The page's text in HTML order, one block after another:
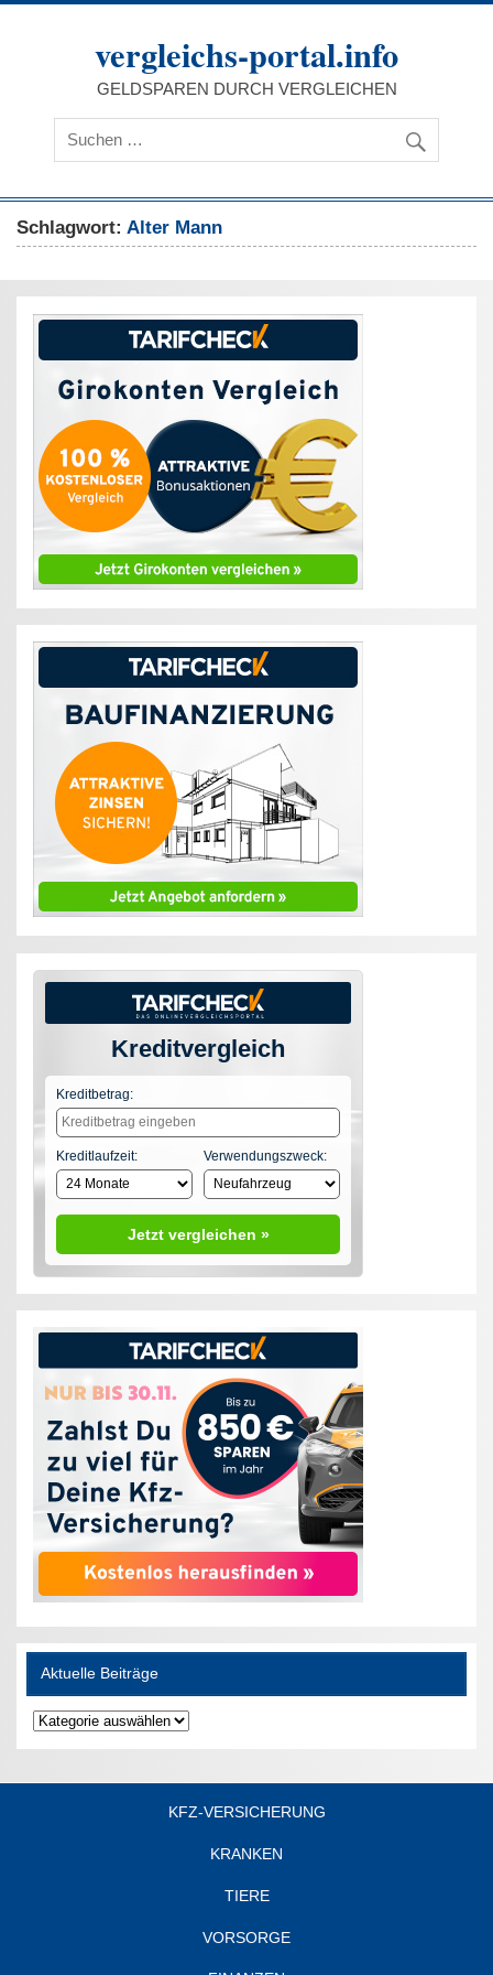
Zum
vergleichs-portal.info
GELDSPAREN DURCH VERGLEICHEN
Schlagwort: Alter Mann
Kreditvergleich
Kreditbetrag:
Kreditlaufzeit: Verwendungszweck:
Jetzt vergleichen »
Aktuelle Beiträge
Aktuelle
Beiträge
KFZ-VERSICHERUNG
KRANKEN
TIERE
VORSORGE